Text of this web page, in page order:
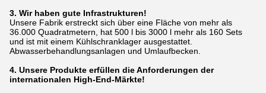
3. Wir haben gute Infrastrukturen!
Unsere Fabrik erstreckt sich über eine Fläche von mehr als
36.000 Quadratmetern, hat 500 l bis 3000 l mehr als 160 Sets
und ist mit einem Kühlschranklager ausgestattet.
Abwasserbehandlungsanlagen und Umlaufbecken.
4. Unsere Produkte erfüllen die Anforderungen der
internationalen High-End-Märkte!